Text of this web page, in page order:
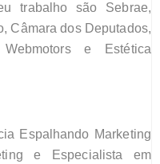
trabalho são Sebrae,
Câmara dos Deputados,
Webmotorse
Estética
Espalhando Marketing
e Especialista em